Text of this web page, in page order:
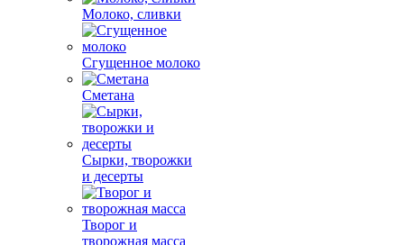
Молоко, сливки
Сгущенное молоко
Сметана
Сырки, творожки
и десерты
Творог и
творожная масса